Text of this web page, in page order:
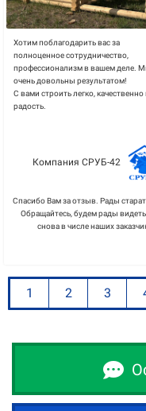
Хотим поблагодарить вас за
полноценное сотрудничество,
профессионализм в вашем деле.
очень довольны результатом!
С вами строить легко, качественно
радость.
Компания СРУБ-42
Спасибо Вам за отзыв. Рады
Обращайтесь, будем рады
снова в числе наших
1 2 3